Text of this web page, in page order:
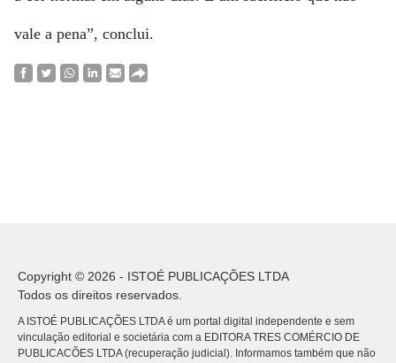
vale a pena”, conclui.
Copyright © 2026 - ISTOÉ PUBLICAÇÕES LTDA
Todos os direitos reservados.
A ISTOÉ PUBLICAÇÕES LTDA é um portal digital independente e sem
vinculação editorial e societária com a EDITORA TRES COMÉRCIO DE
PUBLICACÕES LTDA (recuperação judicial). Informamos também que não